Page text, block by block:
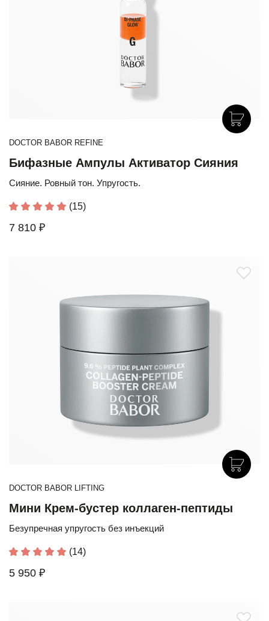
DOCTOR BABOR REFINE
Бифазные Ампулы Активатор Сияния
Сияние. Ровный тон. Упругость.
(15)
7 810 ₽
DOCTOR BABOR LIFTING
Мини Крем-бустер коллаген-пептиды
Безупречная упругость без инъекций
(14)
5 950 ₽